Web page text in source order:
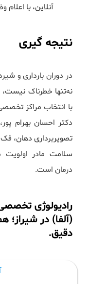
آنلاین، با
نتیجه گیری
در دوران بارداری و
نه‌تنها خطرناک نیست،
با انتخاب مراکز تخصصی
دکتر احسان بهرام
تصویربرداری دهان،
سلامت مادر
درمان است.
رادیولوژی
(آلفا) در
دقیق.